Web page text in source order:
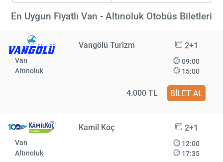
En Uygun Fiyatlı Van - Altınoluk Otobüs Biletleri
Vangölü Turizm 2+1
Van
Altınoluk
09:00
15:00
4.000 TL BİLET AL
Kamil Koç 2+1
Van
Altınoluk
12:00
17:35